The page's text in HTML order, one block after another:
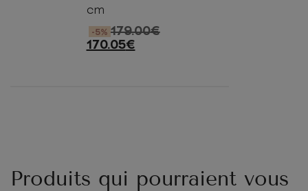
cm
179.00€
-5%
170.05€
Produits qui pourraient vous